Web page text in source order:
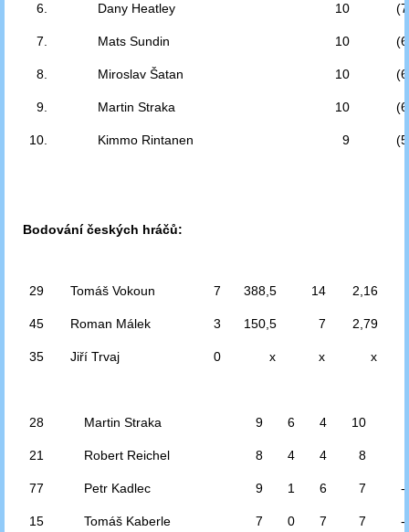
6. Dany Heatley 10
7. Mats Sundin 10
8. Miroslav Šatan 10
9. Martin Straka 10
10. Kimmo Rintanen 9
Bodování českých hráčů:
29 Tomáš Vokoun 7 388,5 14 2,16
45 Roman Málek 3 150,5 7 2,79
35 Jiří Trvaj 0 x x x
28 Martin Straka 9 6 4 10
21 Robert Reichel 8 4 4 8
77 Petr Kadlec 9 1 6 7 -
15 Tomáš Kaberle 7 0 7 7 -